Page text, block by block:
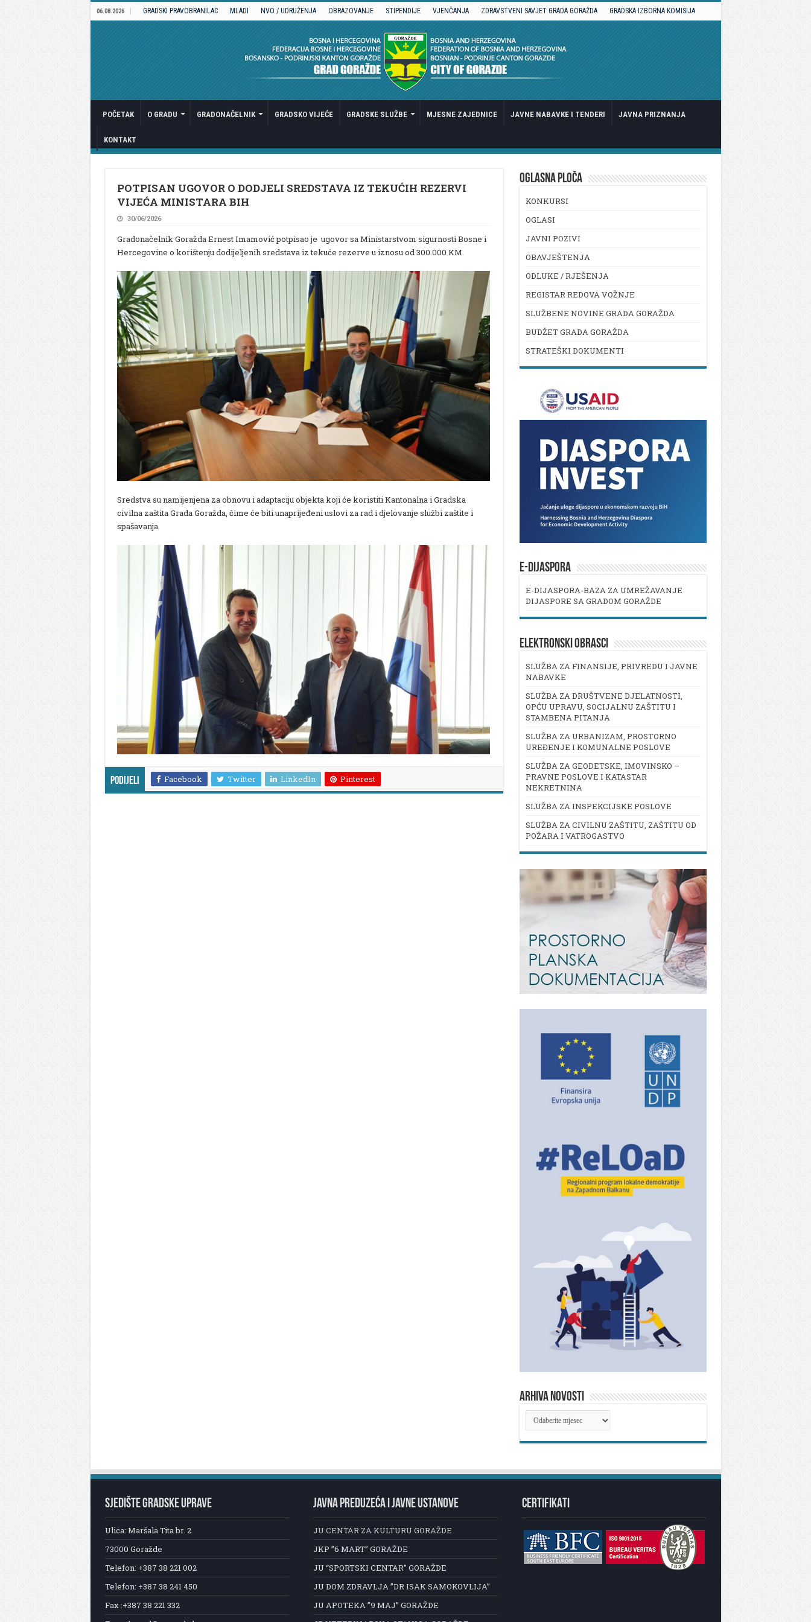
06.08.2026 GRADSKI PRAVOBRANILAC MLADI NVO / UDRUŽENJA OBRAZOVANJE STIPENDIJE VJENČANJA ZDRAVSTVENI SAVJET GRADA GORAŽDA GRADSKA IZBORNA KOMISIJA
POČETAK O GRADU GRADONAČELNIK GRADSKO VIJEĆE GRADSKE SLUŽBE MJESNE ZAJEDNICE JAVNE NABAVKE I TENDERI JAVNA PRIZNANJA
KONTAKT
POTPISAN UGOVOR O DODJELI SREDSTAVA IZ TEKUĆIH REZERVI
VIJEĆA MINISTARA BIH
30/06/2026
Gradonačelnik Goražda Ernest Imamović potpisao je ugovor sa Ministarstvom sigurnosti Bosne i
Hercegovine o korištenju dodijeljenih sredstava iz tekuće rezerve u iznosu od 300.000 KM.
Sredstva su namijenjena za obnovu i adaptaciju objekta koji će koristiti Kantonalna i Gradska
civilna zaštita Grada Goražda, čime će biti unaprijeđeni uslovi za rad i djelovanje službi zaštite i
spašavanja.
Podijeli Facebook Twitter LinkedIn Pinterest
OGLASNA PLOČA
KONKURSI
OGLASI
JAVNI POZIVI
OBAVJEŠTENJA
ODLUKE / RJEŠENJA
REGISTAR REDOVA VOŽNJE
SLUŽBENE NOVINE GRADA GORAŽDA
BUDŽET GRADA GORAŽDA
STRATEŠKI DOKUMENTI
E-DIJASPORA
E-DIJASPORA-BAZA ZA UMREŽAVANJE
DIJASPORE SA GRADOM GORAŽDE
ELEKTRONSKI OBRASCI
SLUŽBA ZA FINANSIJE, PRIVREDU I JAVNE
NABAVKE
SLUŽBA ZA DRUŠTVENE DJELATNOSTI,
OPĆU UPRAVU, SOCIJALNU ZAŠTITU I
STAMBENA PITANJA
SLUŽBA ZA URBANIZAM, PROSTORNO
UREĐENJE I KOMUNALNE POSLOVE
SLUŽBA ZA GEODETSKE, IMOVINSKO –
PRAVNE POSLOVE I KATASTAR
NEKRETNINA
SLUŽBA ZA INSPEKCIJSKE POSLOVE
SLUŽBA ZA CIVILNU ZAŠTITU, ZAŠTITU OD
POŽARA I VATROGASTVO
ARHIVA NOVOSTI
ARHIVA
NOVOSTI
SJEDIŠTE GRADSKE UPRAVE
Ulica: Maršala Tita br. 2
73000 Goražde
Telefon: +387 38 221 002
Telefon: +387 38 241 450
Fax :+387 38 221 332
JAVNA PREDUZEĆA I JAVNE USTANOVE
JU CENTAR ZA KULTURU GORAŽDE
JKP ”6 MART” GORAŽDE
JU “SPORTSKI CENTAR” GORAŽDE
JU DOM ZDRAVLJA ”DR ISAK SAMOKOVLIJA”
JU APOTEKA ”9 MAJ” GORAŽDE
CERTIFIKATI